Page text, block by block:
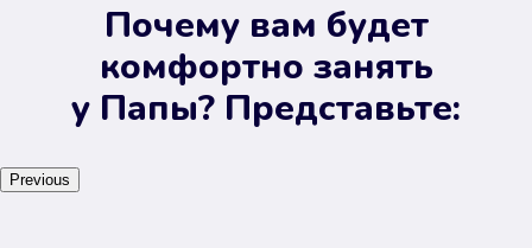
Почему вам будет
комфортно занять
у Папы? Представьте:
Previous